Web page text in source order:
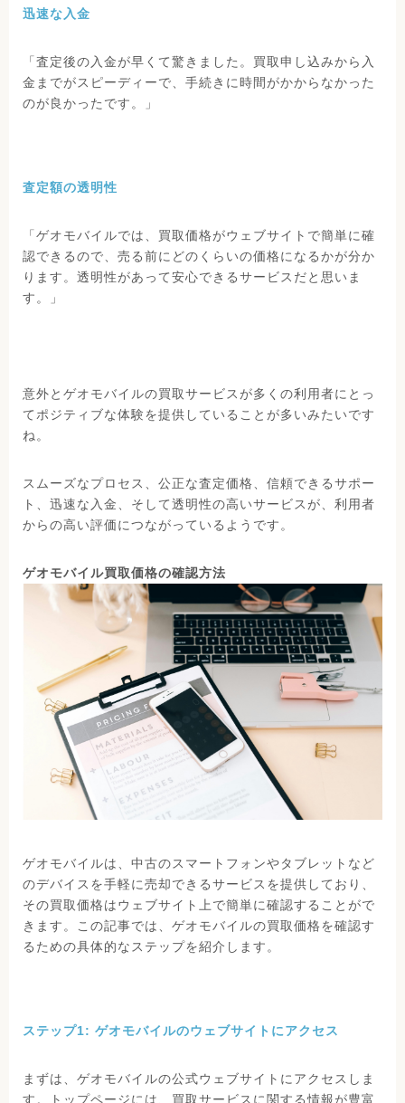
迅速な入金
「査定後の入金が早くて驚きました。買取申し込みから入
金までがスピーディーで、手続きに時間がかからなかった
のが良かったです。」
査定額の透明性
「ゲオモバイルでは、買取価格がウェブサイトで簡単に確
認できるので、売る前にどのくらいの価格になるかが分か
ります。透明性があって安心できるサービスだと思いま
す。」
意外とゲオモバイルの買取サービスが多くの利用者にとっ
てポジティブな体験を提供していることが多いみたいです
ね。
スムーズなプロセス、公正な査定価格、信頼できるサポー
ト、迅速な入金、そして透明性の高いサービスが、利用者
からの高い評価につながっているようです。
ゲオモバイル買取価格の確認方法
ゲオモバイルは、中古のスマートフォンやタブレットなど
のデバイスを手軽に売却できるサービスを提供しており、
その買取価格はウェブサイト上で簡単に確認することがで
きます。この記事では、ゲオモバイルの買取価格を確認す
るための具体的なステップを紹介します。
ステップ1: ゲオモバイルのウェブサイトにアクセス
まずは、ゲオモバイルの公式ウェブサイトにアクセスしま
す。トップページには、買取サービスに関する情報が豊富